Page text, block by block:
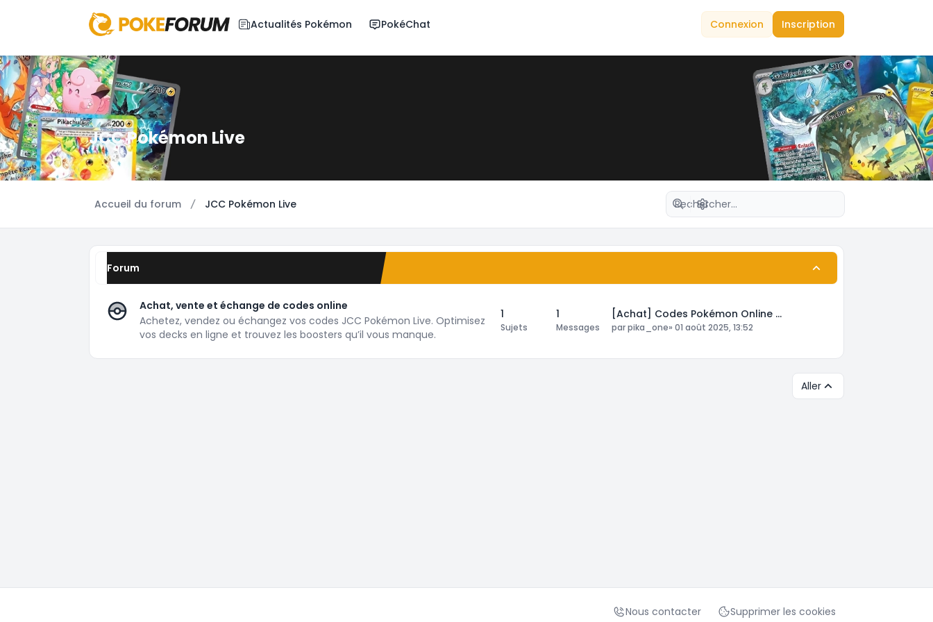
Actualités Pokémon PokéChat Connexion Inscription
JCC Pokémon Live
Accueil du forum JCC Pokémon Live Recherche avancée
Forum
Achat, vente et échange de codes online
Achetez, vendez ou échangez vos codes JCC Pokémon Live. Optimisez
vos decks en ligne et trouvez les boosters qu’il vous manque.
1
Sujets
1
Messages
[Achat] Codes Pokémon Online …
parpika_one» 01 août 2025, 13:52
Aller
Nous contacter Supprimer les cookies